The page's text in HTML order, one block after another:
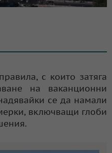
с които затяга
на ваканционни
се да намали
включващи глоби